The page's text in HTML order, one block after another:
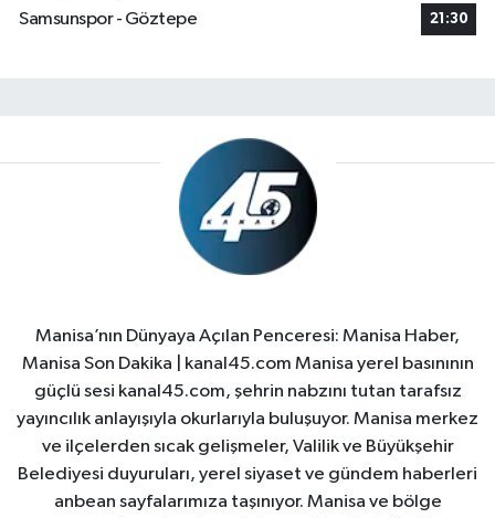
Samsunspor - Göztepe
21:30
Manisa’nın Dünyaya Açılan Penceresi: Manisa Haber,
Manisa Son Dakika | kanal45.com Manisa yerel basınının
güçlü sesi kanal45.com, şehrin nabzını tutan tarafsız
yayıncılık anlayışıyla okurlarıyla buluşuyor. Manisa merkez
ve ilçelerden sıcak gelişmeler, Valilik ve Büyükşehir
Belediyesi duyuruları, yerel siyaset ve gündem haberleri
anbean sayfalarımıza taşınıyor. Manisa ve bölge